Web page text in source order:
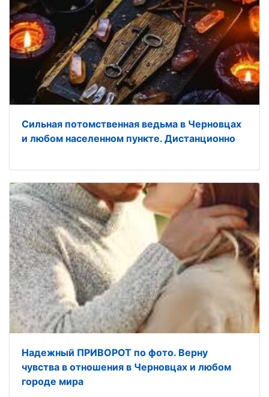
Сильная потомственная ведьма в Черновцах
и любом населенном пункте. Дистанционно
Надежный ПРИВОРОТ по фото. Верну
чувства в отношения в Черновцах и любом
городе мира